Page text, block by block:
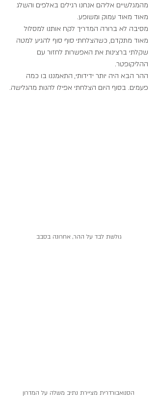
מהמגלשיים אליהם אנחנו רגילים באלפים והשלג
מאוד מאוד עמוק ומשופע.
מסיבה לא ברורה המדריך לקח אותנו למסלול
מאוד מתקדם, כשהצלחתי סוף סוף להגיע למטה
שקלתי ברצינות את האפשרות לחזור עם
ההליקופטר.
ההר הבא היה יותר ידידותי, התאמננו בו כמה
פעמים. בסוף היום הצלחתי אפילו להנות מהגלישה.
גולשת לבד על ההר, אחרונה בסבב
הסנואבורדרית מציירת נתיב משלה על המדרון